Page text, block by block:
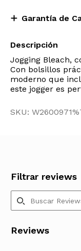
Garantía de
Descripción
Jogging Bleach,
Con bolsillos
moderno que
este jogger es
SKU:
Filtrar reviews
Reviews